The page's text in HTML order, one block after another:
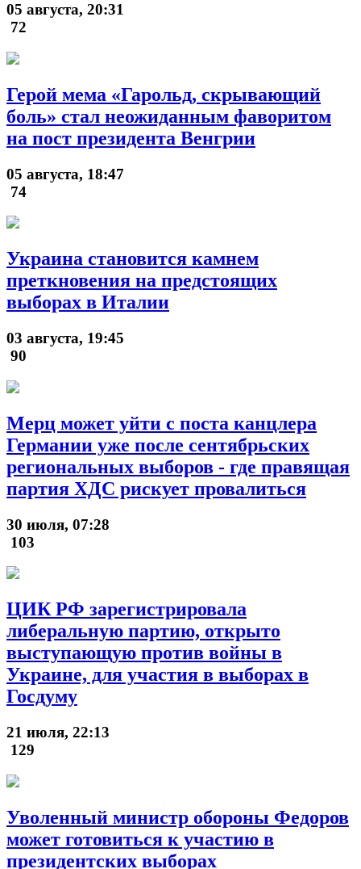
05 августа, 20:31
72
Герой мема «Гарольд, скрывающий
боль» стал неожиданным фаворитом
на пост президента Венгрии
05 августа, 18:47
74
Украина становится камнем
преткновения на предстоящих
выборах в Италии
03 августа, 19:45
90
Мерц может уйти с поста канцлера
Германии уже после сентябрьских
региональных выборов - где правящая
партия ХДС рискует провалиться
30 июля, 07:28
103
ЦИК РФ зарегистрировала
либеральную партию, открыто
выступающую против войны в
Украине, для участия в выборах в
Госдуму
21 июля, 22:13
129
Уволенный министр обороны Федоров
может готовиться к участию в
президентских выборах